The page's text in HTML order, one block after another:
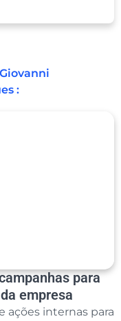
:
para
empresa
internas para